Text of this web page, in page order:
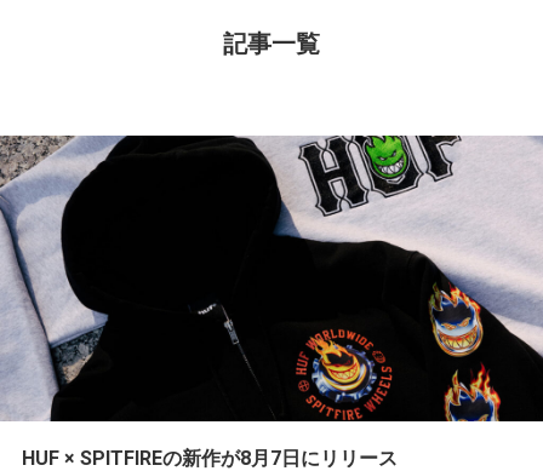
記事一覧
HUF × SPITFIREの新作が8月7日にリリース